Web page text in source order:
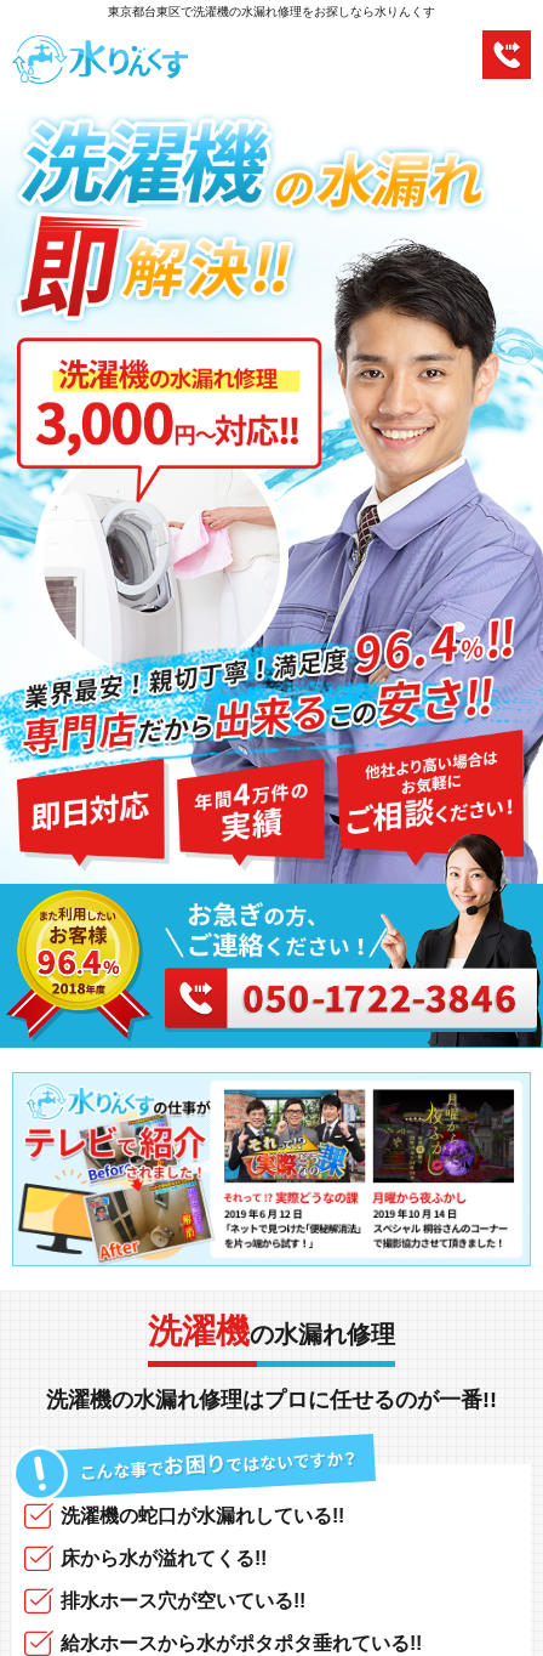
東京都台東区で洗濯機の水漏れ修理をお探しなら水りんくす
洗濯機の水漏れ修理
洗濯機の水漏れ修理はプロに任せるのが一番!!
洗濯機の蛇口 が水漏れしている!!
床から水が溢れてくる!!
排水ホース穴が空いている!!
給水ホースから水がポタポタ垂れている!!